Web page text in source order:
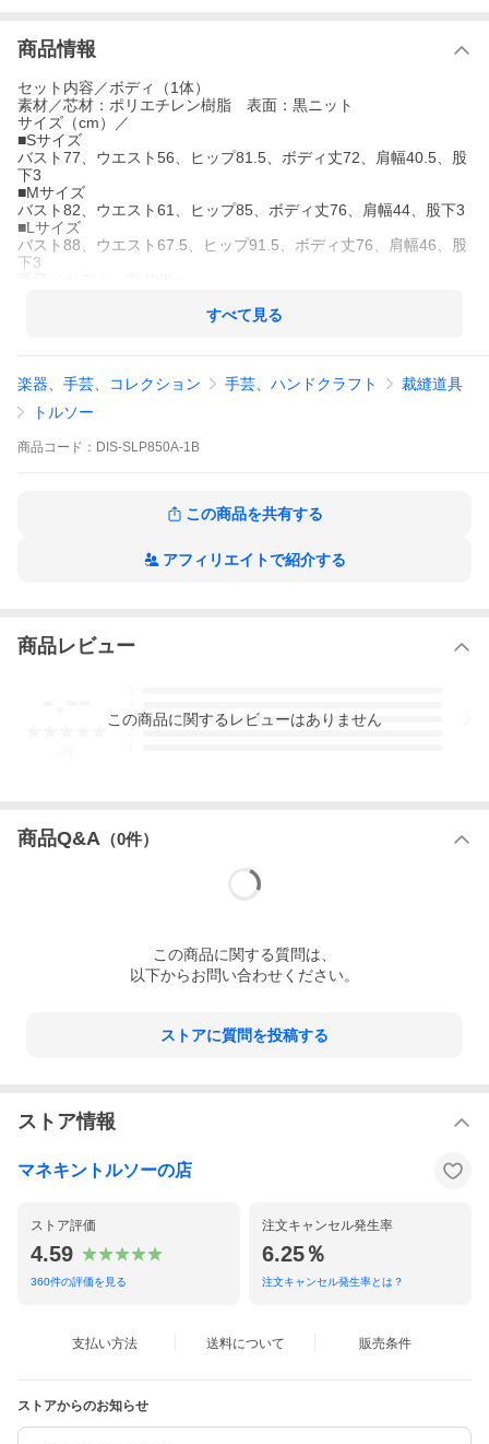
商品情報
セット内容／ボディ（1体）
素材／芯材：ポリエチレン樹脂 表面：黒ニット
サイズ（cm）／
■Sサイズ
バスト77、ウエスト56、ヒップ81.5、ボディ丈72、肩幅40.5、股
下3
■Mサイズ
バスト82、ウエスト61、ヒップ85、ボディ丈76、肩幅44、股下3
■Lサイズ
バスト88、ウエスト67.5、ヒップ91.5、ボディ丈76、肩幅46、股
下3
●こちらの商品は「法人限定商品」です。
必ず「ご配送先」に法人名（会社名・ショップ名・屋号）をご入
力ください。法人名の記載がなく、3営業日以内に確認がとれない
場合はキャンセルさせて頂きます。予めご了承下さい。
●こちらの商品は「時間帯指定不可」です。
すべて見る
楽器、手芸、コレクション 手芸、ハンドクラフト
裁縫道具
トルソー
商品 コード： DIS-SLP850A-1B
この商品を共有する
アフィリエイトで紹介する
商品レビュー
3
この商品に関するレビューはありません
商品Q&A （0件）
この商品に関する質問は、
以下からお問い合わせください。
ストアに質問を投稿する
ストア情報
マネキントルソーの店
ストア評価
4.59
360件の評価を見る
注文キャンセル発生率
6.25％
注文キャンセル発生率とは？
支払い方法 送料について 販売条件
ストアからのお知らせ